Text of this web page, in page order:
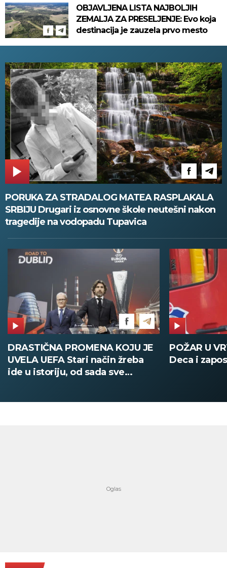
OBJAVLJENA LISTA NAJBOLJIH
ZEMALJA ZA PRESELJENJE: Evo koja
destinacija je zauzela prvo mesto
PORUKA ZA STRADALOG MATEA RASPLAKALA
SRBIJU Drugari iz osnovne škole neutešni nakon
tragedije na vodopadu Tupavica
POŽAR U VRTIĆU NA VOŽDOVCU
Deca i zaposleni evakuisani
SINIŠA
DOBIO